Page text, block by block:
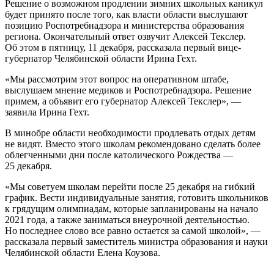
Решение о возможном продлении зимних школьных каникул
будет принято после того, как власти области выслушают
позицию Роспотребнадзора и министерства образования
региона. Окончательный ответ озвучит Алексей Текслер.
Об этом в пятницу, 11 декабря, рассказала первый вице-
губернатор Челябинской области Ирина Гехт.
«Мы рассмотрим этот вопрос на оперативном штабе,
выслушаем мнение медиков и Роспотребнадзора. Решение
примем, а объявит его губернатор Алексей Текслер», —
заявила Ирина Гехт.
В минобре области необходимости продлевать отдых детям
не видят. Вместо этого школам рекомендовано сделать более
облегченными дни после католического Рождества —
25 декабря.
«Мы советуем школам перейти после 25 декабря на гибкий
график. Вести индивидуальные занятия, готовить школьников
к грядущим олимпиадам, которые запланированы на начало
2021 года, а также заниматься внеурочной деятельностью.
Но последнее слово все равно остается за самой школой», —
рассказала первый заместитель министра образования и науки
Челябинской области Елена Коузова.